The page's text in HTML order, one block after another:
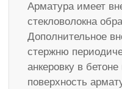
Арматура имеет
стекловолокна
Дополнительное
стержню
анкеровку в
поверхность